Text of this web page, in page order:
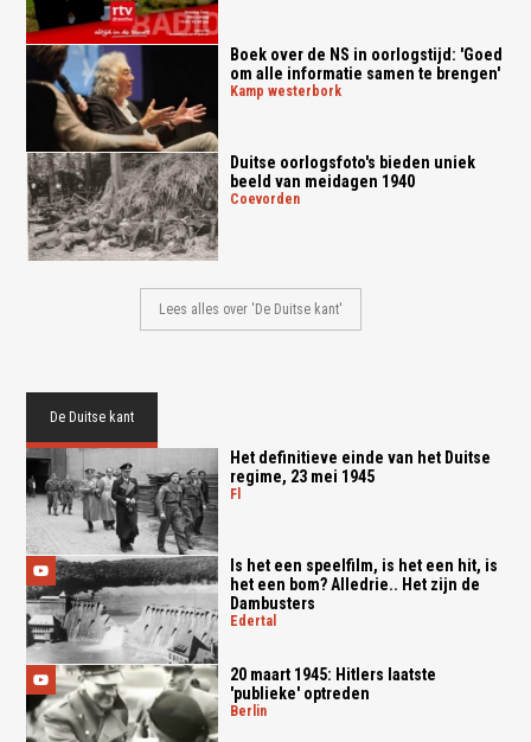
Boek over de NS in oorlogstijd: 'Goed
om alle informatie samen te brengen'
kamp westerbork
Duitse oorlogsfoto's bieden uniek
beeld van meidagen 1940
coevorden
Lees alles over 'De Duitse kant'
De Duitse kant
Het definitieve einde van het Duitse
regime, 23 mei 1945
fl
Is het een speelfilm, is het een hit, is
het een bom? Alledrie.. Het zijn de
Dambusters
edertal
20 maart 1945: Hitlers laatste
'publieke' optreden
berlin